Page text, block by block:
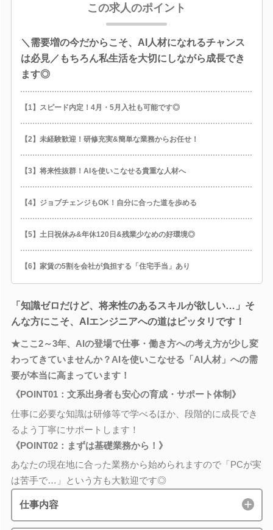
この求人のポイント
＼需要増の今だからこそ、AI人材になれるチャンス
は必見／もちろん私生活を大切にしながら成長でき
ます◎
【1】スピード内定！4月・5月入社も可能です◎
【2】未経験歓迎！研修充実&簡単な業務からお任せ！
【3】将来性抜群！AIを使いこなせる貴重な人材へ
【4】ジョブチェンジもOK！自分に合った道を歩める
【5】土日祝休み&年休120日&残業少なめの好環境◎
【6】家賃の5割を会社が負担する「住宅手当」あり
「知識ゼロだけど、将来性のあるスキルが欲しい…」そ
んな方にこそ、AIエンジニアへの道はピッタリです！
★ここ2～3年、AIの登場で仕事・働き方への考え方が少し変
わってきていませんか？AIを使いこなせる「AI人材」への需
要が本当に高まっています！
《POINT01：文系出身者も安心の育成・サポート体制》
仕事に必要な知識は研修等で学べるほか、段階的に成長でき
るよう丁寧にサポートします！
《POINT02：まずは基礎業務から！》
あなたの現在地に合った業務から始められますので「PCが実
は苦手で…」という方も大歓迎です◎
仕事内容